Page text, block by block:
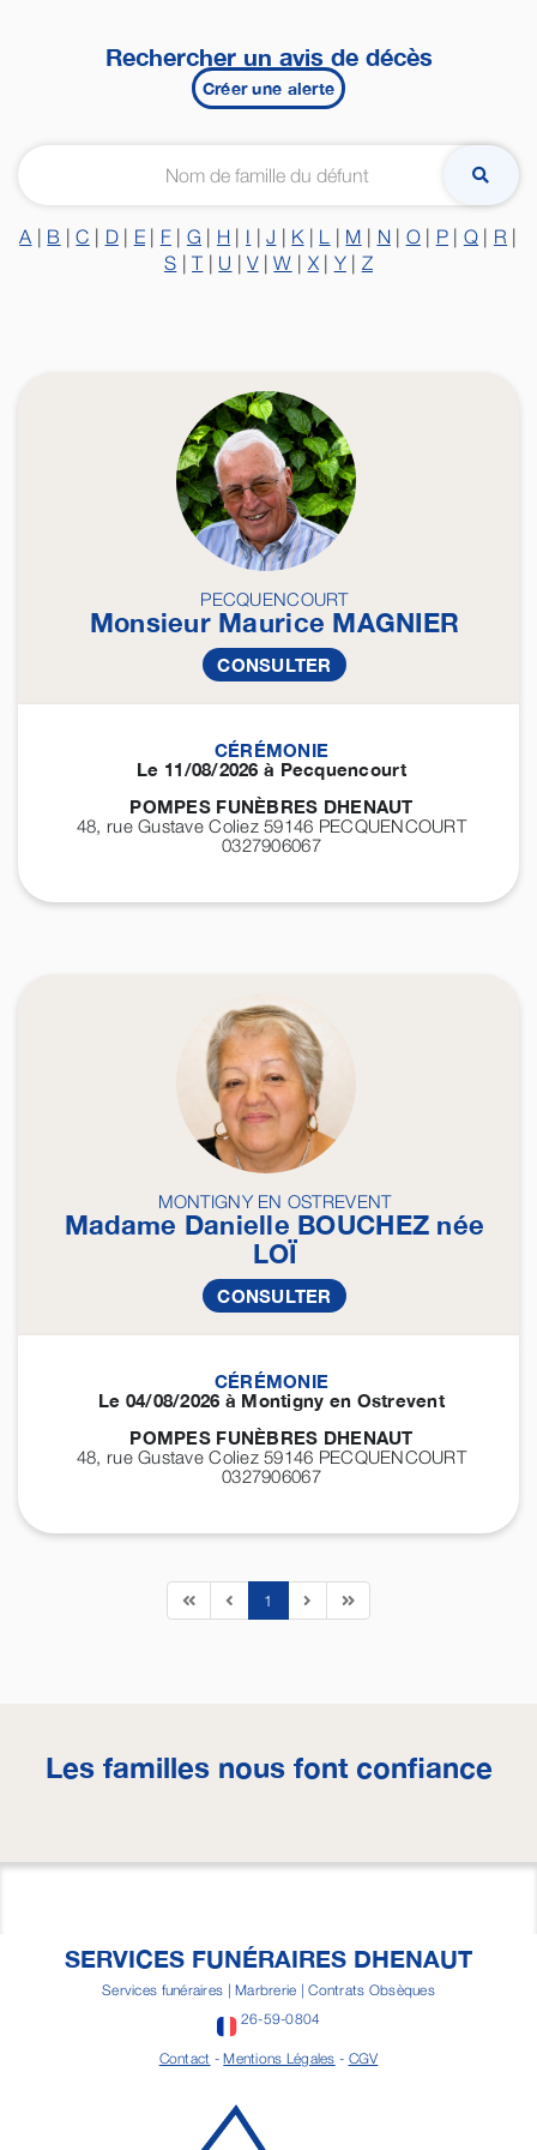
Rechercher un avis de décès
Créer une alerte
A B |C D| E| F G H I |J K L M N O| P| Q R
S |T U |V|W X| Y| Z
PECQUENCOURT
Monsieur Maurice MAGNIER
CONSULTER
CÉRÉMONIE
Le 11/08/2026 à Pecquencourt
POMPES FUNÈBRES DHENAUT
48, rue Gustave Coliez 59146 PECQUENCOURT
0327906067
MONTIGNY EN OSTREVENT
Madame Danielle BOUCHEZ née
LOÏ
CONSULTER
CÉRÉMONIE
Le 04/08/2026 à Montigny en Ostrevent
POMPES FUNÈBRES DHENAUT
48, rue Gustave Coliez 59146 PECQUENCOURT
0327906067
1
Les familles nous font confiance
SERVICES FUNÉRAIRES DHENAUT
Services funéraires | Marbrerie | Contrats Obsèques
26-59-0804
Contact -Mentions Légales - CGV